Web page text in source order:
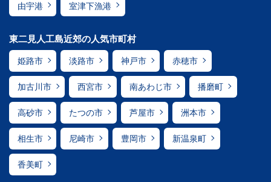
由宇港 室津下漁港
東二見人工島近郊の人気市町村
姫路市 淡路市 神戸市 赤穂市
加古川市 西宮市 南あわじ市 播磨町
高砂市 たつの市 芦屋市 洲本市
相生市 尼崎市 豊岡市 新温泉町
香美町